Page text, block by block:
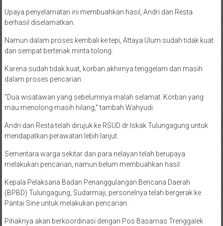
Upaya penyelamatan ini membuahkan hasil, Andri dan Resta
berhasil diselamatkan.
Namun dalam proses kembali ke tepi, Attaya Ulum sudah tidak kuat
dan sempat berteriak minta tolong.
Karena sudah tidak kuat, korban akhirnya tenggelam dan masih
dalam proses pencarian.
“Dua wisatawan yang sebelumnya malah selamat. Korban yang
mau menolong masih hilang,” tambah Wahyudi.
Andri dan Resta telah dirujuk ke RSUD dr Iskak Tulungagung untuk
mendapatkan perawatan lebih lanjut.
Sementara warga sekitar dan para nelayan telah berupaya
melakukan pencarian, namun belum membuahkan hasil.
Kepala Pelaksana Badan Penanggulangan Bencana Daerah
(BPBD) Tulungagung, Sudarmaji, personelnya telah bergerak ke
Pantai Sine untuk melakukan pencarian.
Pihaknya akan berkoordinasi dengan Pos Basarnas Trenggalek